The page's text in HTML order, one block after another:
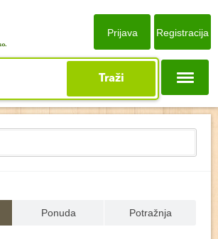
Traži
Prijava Registracija
Ponuda Potražnja